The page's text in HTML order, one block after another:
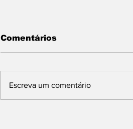
Comentários
Escreva um comentário